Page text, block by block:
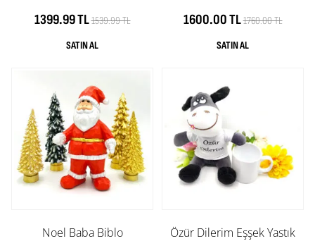
1399.99 TL1539.99 TL 1600.00 TL1760.00 TL
Noel Baba Biblo Özür Dilerim Eşşek Yastık